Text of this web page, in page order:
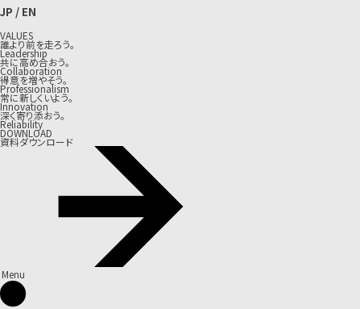
JP / EN
VALUES
誰より前を走ろう。
Leadership
共に高め合おう。
Collaboration
得意を増やそう。
Professionalism
常に新しくいよう。
Innovation
深く寄り添おう。
Reliability
DOWNLOAD
資料ダウンロード
Menu